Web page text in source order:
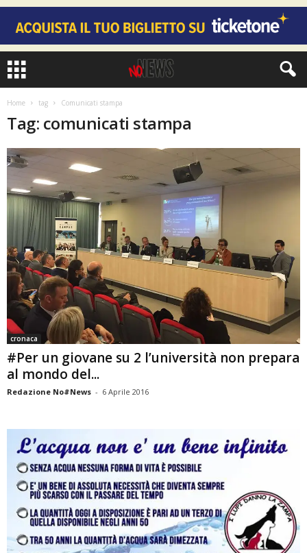
Home tag Comunicati stampa
Tag: comunicati stampa
cronaca
#Per un giovane su 2 l’università non prepara
al mondo del...
Redazione No#News - 6 Aprile 2016